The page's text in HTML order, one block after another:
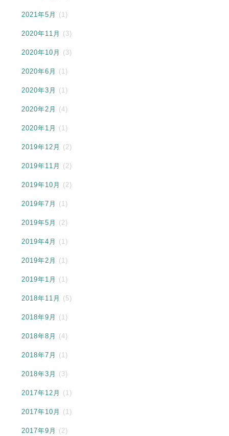
2021年5月 (1)
2020年11月 (3)
2020年10月 (3)
2020年6月 (1)
2020年3月 (1)
2020年2月 (4)
2020年1月 (1)
2019年12月 (2)
2019年11月 (2)
2019年10月 (2)
2019年7月 (1)
2019年5月 (2)
2019年4月 (1)
2019年2月 (1)
2019年1月 (1)
2018年11月 (5)
2018年9月 (1)
2018年8月 (4)
2018年7月 (1)
2018年3月 (3)
2017年12月 (1)
2017年10月 (1)
2017年9月 (2)